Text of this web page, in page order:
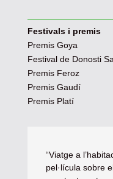
Festivals i premis
Premis Goya
Festival de Donosti
Premis Feroz
Premis Gaudí
Premis Platí
“Viatge a
pel·lícula sobre